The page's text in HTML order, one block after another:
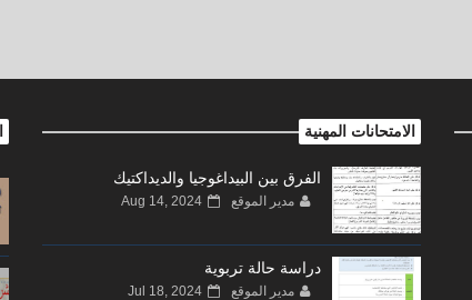
الامتحانات المهنية
الفرق بين البيداغوجيا والديداكتيك
مدير الموقع Aug 14, 2024
دراسة حالة تربوية
مدير الموقع Jul 18, 2024